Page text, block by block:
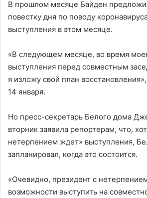
В прошлом месяце Байден
повестку дня по поводу
выступления в этом месяце.
«В следующем месяце, во время
выступления перед совместным
я изложу свой план
14 января.
Но пресс-секретарь Белого дома
вторник заявила репортерам, что,
нетерпением ждет» выступления,
запланировал, когда это состоится.
«Очевидно, президент с
возможности выступить на